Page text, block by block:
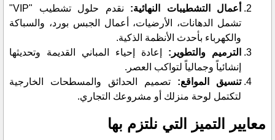
​أعمال التشطيبات النهائية:
نقدم حلول تشطيب "VIP"
تشمل الدهانات، الأرضيات، أعمال الجبس بورد، والسباكة
والكهرباء بأحدث الأنظمة الذكية.
​الترميم والتطوير:
إعادة إحياء المباني القديمة وتحديثها
إنشائياً وجمالياً لتواكب العصر.
​تنسيق المواقع: تصميم الحدائق والمسطحات الخارجية
لتكتمل لوحة منزلك أو مشروعك التجاري.
​معايير التميز التي نلتزم بها